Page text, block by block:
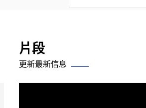
片段
更新最新信息